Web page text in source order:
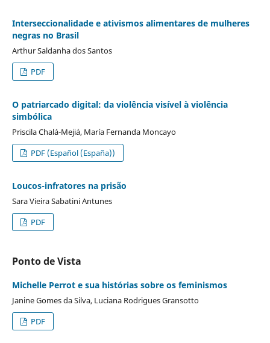
Interseccionalidade e ativismos alimentares de mulheres
negras no Brasil
Arthur Saldanha dos Santos
PDF
O patriarcado digital: da violência visível à violência
simbólica
Priscila Chalá-Mejiá, María Fernanda Moncayo
PDF (Español (España))
Loucos-infratores na prisão
Sara Vieira Sabatini Antunes
PDF
Ponto de Vista
Michelle Perrot e sua histórias sobre os feminismos
Janine Gomes da Silva, Luciana Rodrigues Gransotto
PDF